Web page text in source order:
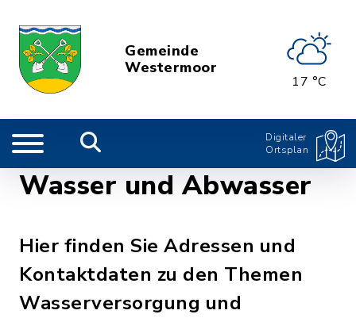
Gemeinde
Westermoor
17 °C
Digitaler
Ortsplan
Wasser und Abwasser
Hier finden Sie Adressen und
Kontaktdaten zu den Themen
Wasserversorgung und